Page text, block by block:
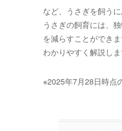
など、うさぎを飼う
うさぎの飼育には、
を減らすことができ
わかりやすく解説し
※2025年7月28日時点